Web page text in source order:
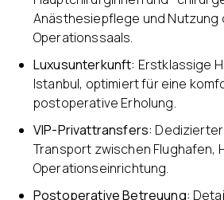
Anästhesiepflege und Nutzung
Operationssaals.
Luxusunterkunft: Erstklassige
Istanbul, optimiert für eine
postoperative Erholung.
VIP-Privattransfers:
Transport zwischen Flughafen,
Operationseinrichtung.
Postoperative Betreuung: